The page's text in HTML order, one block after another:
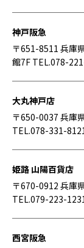
神戸阪急
〒651-8511 兵庫
館7F TEL.078-
大丸神戸店
〒650-0037 兵庫
TEL.078-331-
姫路 山陽百貨店
〒670-0912 兵庫
TEL.079-223-
西宮阪急